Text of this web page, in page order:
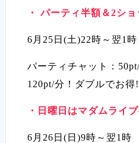
・ パーティ半額＆2ショ
6月25日(土)22時～翌1時
パーティチャット：
120pt/分！ダブルでお得
・ 日曜日はマダムライ
6月26日(日)9時～翌1時